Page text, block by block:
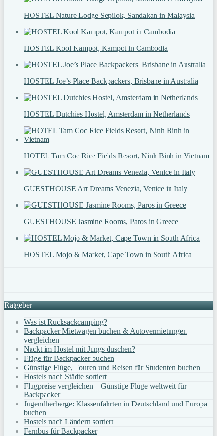
HOSTEL Nature Lodge Sepilok, Sandakan in Malaysia
HOSTEL Kool Kampot, Kampot in Cambodia
HOSTEL Joe’s Place Backpackers, Brisbane in Australia
HOSTEL Dutchies Hostel, Amsterdam in Netherlands
HOTEL Tam Coc Rice Fields Resort, Ninh Binh in Vietnam
GUESTHOUSE Art Dreams Venezia, Venice in Italy
GUESTHOUSE Jasmine Rooms, Paros in Greece
HOSTEL Mojo & Market, Cape Town in South Africa
Ratgeber
Was ist Rucksackcamping?
Backpacker Mietwagen buchen & Autovermietungen
vergleichen
Nackt im Hostel mit Jungs duschen?
Flüge für Backpacker buchen
Günstige Flüge, Touren und Reisen für Studenten buchen
Hostels nach Städte sortiert
Flugpreise vergleichen – Günstige Flüge weltweit für
Backpacker
Jugendherberge: Klassenfahrten in Deutschland und Europa
buchen
Hostels nach Ländern sortiert
Fernbus für Backpacker